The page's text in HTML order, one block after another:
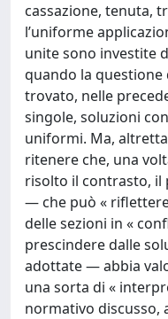
cassazione, tenuta,
l’uniforme
unite sono investite
quando la questione
trovato, nelle
singole, soluzioni
uniformi. Ma,
ritenere che, una
risolto il contrasto,
— che può «
delle sezioni in «
prescindere dalle
adottate — abbia
una sorta di «
normativo discusso,